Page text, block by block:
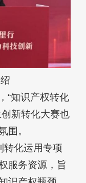
“知识产权转化
新转化大赛也
围。
转化运用专项
服务资源，旨